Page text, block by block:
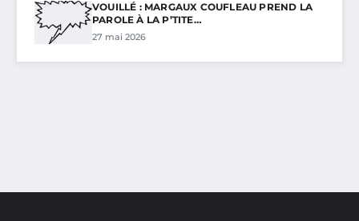
VOUILLÉ : MARGAUX COUFLEAU PREND LA
PAROLE À LA P’TITE…
27 mai 2026